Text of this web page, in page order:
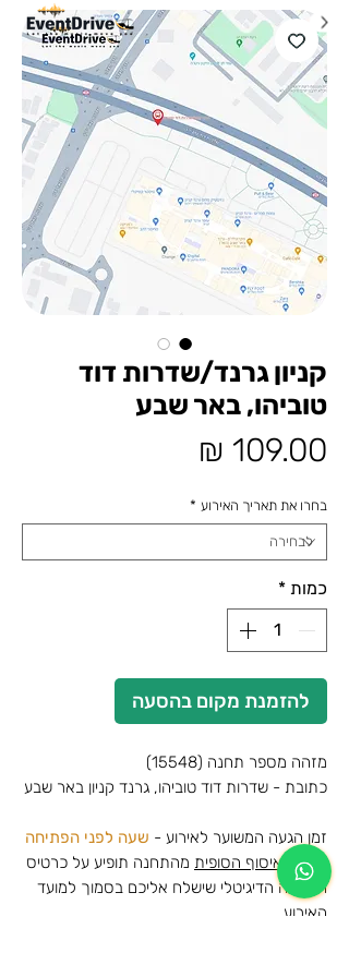
קניון גרנד/שדרות דוד
טוביהו, באר שבע
בחרו את תאריך האירוע *
כמות *
להזמנת מקום בהסעה
מזהה מספר תחנה (15548)
כתובת - שדרות דוד טוביהו, גרנד קניון באר שבע
זמן הגעה המשוער לאירוע - שעה לפני הפתיחה
שעת האיסוף הסופית מהתחנה תופיע על כרטיס
ההסעה הדיגיטלי שישלח אליכם בסמוך למועד
האירוע